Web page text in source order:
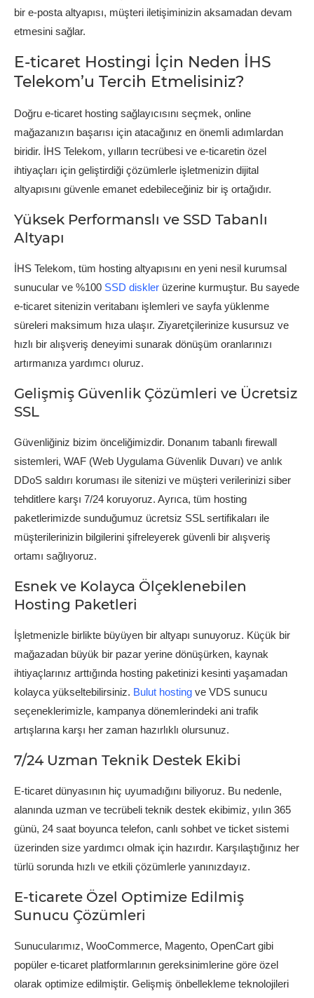
bir e-posta altyapısı, müşteri iletişiminizin aksamadan devam
etmesini sağlar.
E-ticaret Hostingi İçin Neden İHS
Telekom’u Tercih Etmelisiniz?
Doğru e-ticaret hosting sağlayıcısını seçmek, online
mağazanızın başarısı için atacağınız en önemli adımlardan
biridir. İHS Telekom, yılların tecrübesi ve e-ticaretin özel
ihtiyaçları için geliştirdiği çözümlerle işletmenizin dijital
altyapısını güvenle emanet edebileceğiniz bir iş ortağıdır.
Yüksek Performanslı ve SSD Tabanlı
Altyapı
İHS Telekom, tüm hosting altyapısını en yeni nesil kurumsal
sunucular ve %100 SSD diskler üzerine kurmuştur. Bu sayede
e-ticaret sitenizin veritabanı işlemleri ve sayfa yüklenme
süreleri maksimum hıza ulaşır. Ziyaretçilerinize kusursuz ve
hızlı bir alışveriş deneyimi sunarak dönüşüm oranlarınızı
artırmanıza yardımcı oluruz.
Gelişmiş Güvenlik Çözümleri ve Ücretsiz
SSL
Güvenliğiniz bizim önceliğimizdir. Donanım tabanlı firewall
sistemleri, WAF (Web Uygulama Güvenlik Duvarı) ve anlık
DDoS saldırı koruması ile sitenizi ve müşteri verilerinizi siber
tehditlere karşı 7/24 koruyoruz. Ayrıca, tüm hosting
paketlerimizde sunduğumuz ücretsiz SSL sertifikaları ile
müşterilerinizin bilgilerini şifreleyerek güvenli bir alışveriş
ortamı sağlıyoruz.
Esnek ve Kolayca Ölçeklenebilen
Hosting Paketleri
İşletmenizle birlikte büyüyen bir altyapı sunuyoruz. Küçük bir
mağazadan büyük bir pazar yerine dönüşürken, kaynak
ihtiyaçlarınız arttığında hosting paketinizi kesinti yaşamadan
kolayca yükseltebilirsiniz. Bulut hosting ve VDS sunucu
seçeneklerimizle, kampanya dönemlerindeki ani trafik
artışlarına karşı her zaman hazırlıklı olursunuz.
7/24 Uzman Teknik Destek Ekibi
E-ticaret dünyasının hiç uyumadığını biliyoruz. Bu nedenle,
alanında uzman ve tecrübeli teknik destek ekibimiz, yılın 365
günü, 24 saat boyunca telefon, canlı sohbet ve ticket sistemi
üzerinden size yardımcı olmak için hazırdır. Karşılaştığınız her
türlü sorunda hızlı ve etkili çözümlerle yanınızdayız.
E-ticarete Özel Optimize Edilmiş
Sunucu Çözümleri
Sunucularımız, WooCommerce, Magento, OpenCart gibi
popüler e-ticaret platformlarının gereksinimlerine göre özel
olarak optimize edilmiştir. Gelişmiş önbellekleme teknolojileri